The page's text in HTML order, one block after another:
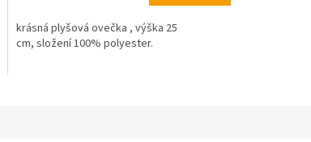
krásná plyšová ovečka , výška 25
cm, složení 100% polyester.